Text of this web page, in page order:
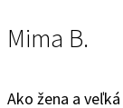
Mima B.
Ako žena a